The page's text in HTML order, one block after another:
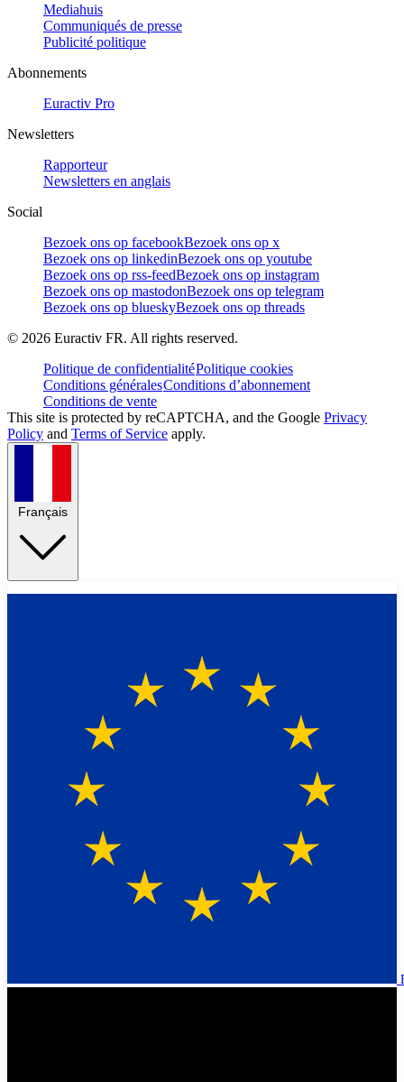
Mediahuis
Communiqués de presse
Publicité politique
Abonnements
Euractiv Pro
Newsletters
Rapporteur
Newsletters en anglais
Social
Bezoek ons op facebookBezoek ons op x
Bezoek ons op linkedinBezoek ons op youtube
Bezoek ons op rss-feedBezoek ons op instagram
Bezoek ons op mastodonBezoek ons op telegram
Bezoek ons op blueskyBezoek ons op threads
© 2026 Euractiv FR. All rights reserved.
Politique de confidentialitéPolitique cookies
Conditions généralesConditions d’abonnement
Conditions de vente
This site is protected by reCAPTCHA, and the Google Privacy
Policy and Terms of Service apply.
Français